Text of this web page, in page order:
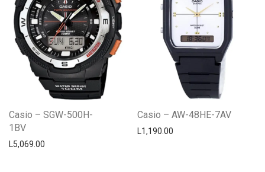
Casio – SGW-500H-
1BV
L5,069.00
Casio – AW-48HE-7AV
L1,190.00